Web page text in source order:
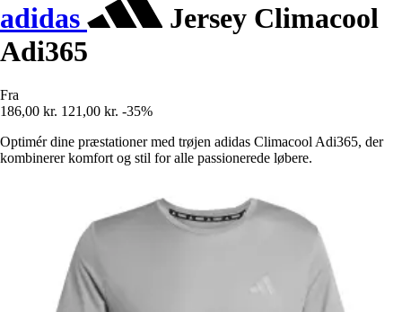
adidas
Jersey Climacool
Adi365
Fra
186,00 kr. 121,00 kr. -35%
Optimér dine præstationer med trøjen adidas Climacool Adi365, der
kombinerer komfort og stil for alle passionerede løbere.